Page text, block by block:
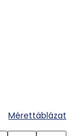
Mérettáblázat